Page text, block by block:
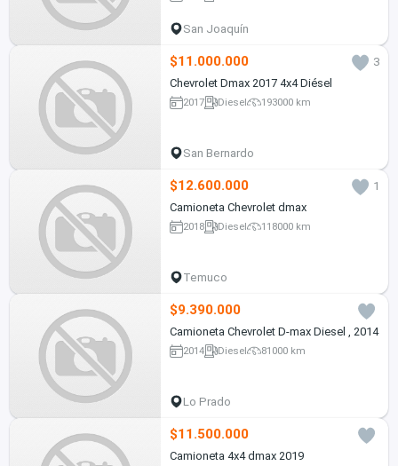
San Joaquín
$11.000.000
3
Chevrolet Dmax 2017 4x4 Diésel
2017 Diesel 193000 km
San Bernardo
$12.600.000
1
Camioneta Chevrolet dmax
2018 Diesel 118000 km
Temuco
$9.390.000
Camioneta Chevrolet D-max Diesel , 2014
2014 Diesel 81000 km
Lo Prado
$11.500.000
Camioneta 4x4 dmax 2019